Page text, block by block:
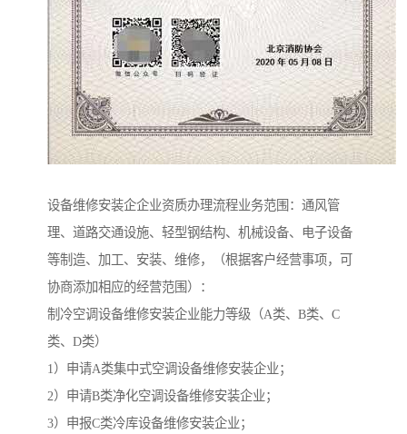
设备维修安装企企业资质办理流程业务范围：通风管
理、道路交通设施、轻型钢结构、机械设备、电子设备
等制造、加工、安装、维修，（根据客户经营事项，可
协商添加相应的经营范围）：
制冷空调设备维修安装企业能力等级（A类、B类、C
类、D类）
1）申请A类集中式空调设备维修安装企业；
2）申请B类净化空调设备维修安装企业；
3）申报C类冷库设备维修安装企业；